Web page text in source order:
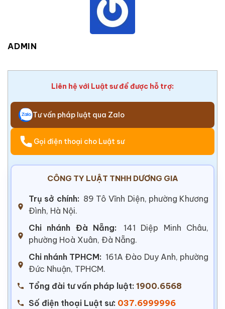
ADMIN
Liên hệ với Luật sư để được hỗ trợ:
Tư vấn pháp luật qua Zalo
Gọi điện thoại cho Luật sư
CÔNG TY LUẬT TNHH DƯƠNG GIA
Trụ sở chính: 89 Tô Vĩnh Diện, phường Khương
Đình, Hà Nội.
Chi nhánh Đà Nẵng:
141 Diệp Minh Châu,
phường Hoà Xuân, Đà Nẵng.
Chi nhánh TPHCM: 161A Đào Duy Anh, phường
Đức Nhuận, TPHCM.
Tổng đài tư vấn pháp luật: 1900.6568
Số điện thoại Luật sư: 037.6999996